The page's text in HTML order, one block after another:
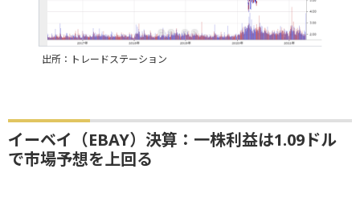
出所：トレードステーション
イーベイ（EBAY）決算：一株利益は1.09ドル
で市場予想を上回る